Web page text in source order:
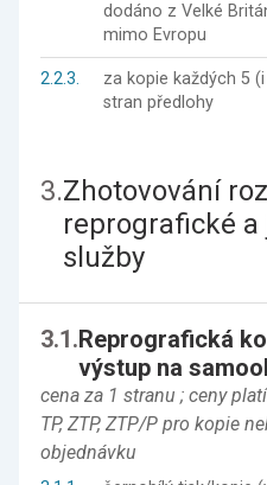
dodáno z Velké
mimo Evropu
2.2.3.
za kopie každých 5
stran předlohy
3.Zhotovování
reprografické
služby
3.1.Reprografická
výstup na
cena za 1 stranu ; ceny
TP, ZTP, ZTP/P pro kopie
objednávku